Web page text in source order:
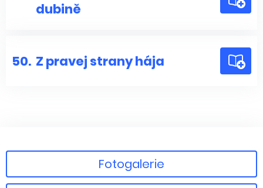
dubině
50. Z pravej strany hája
Fotogalerie